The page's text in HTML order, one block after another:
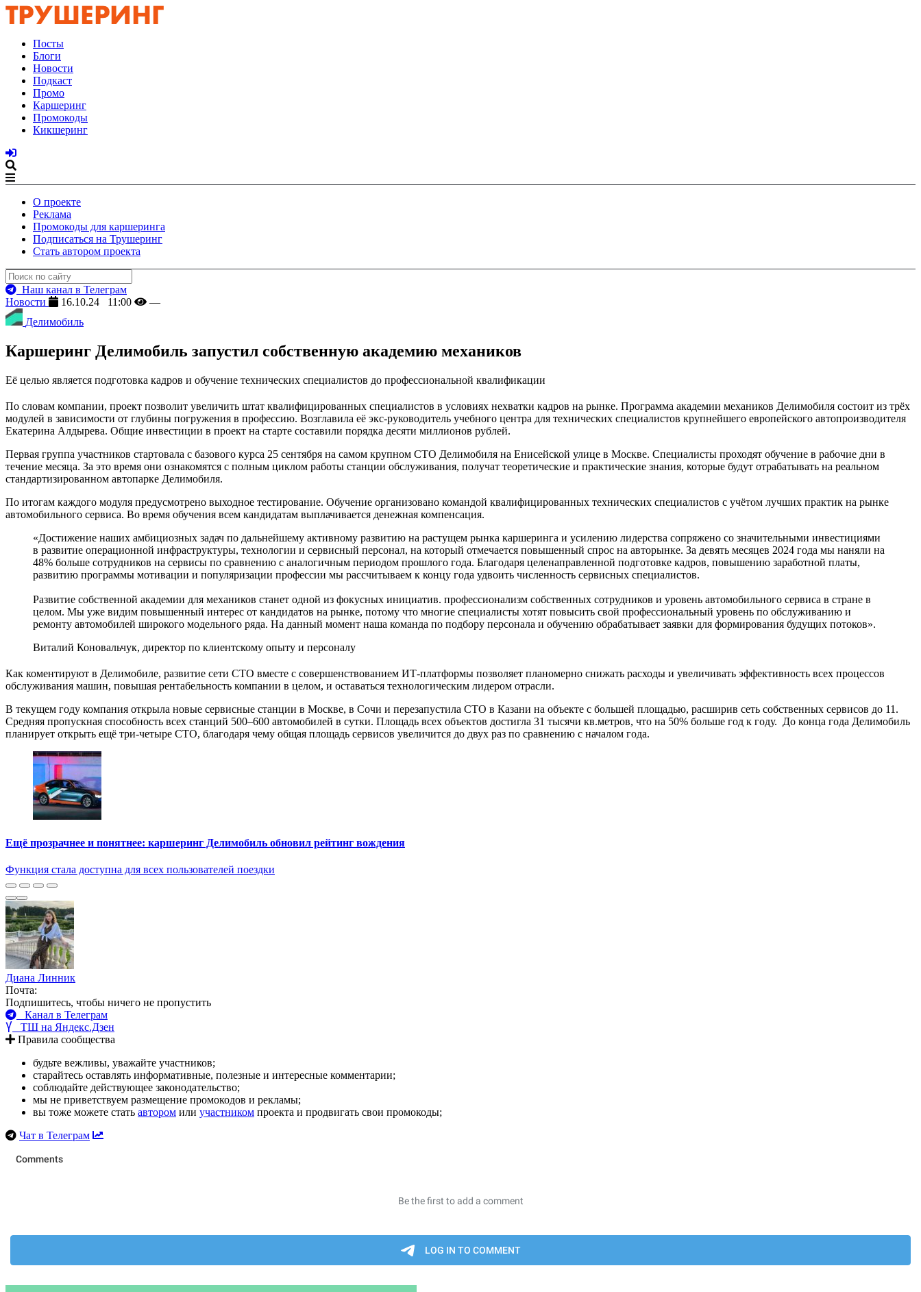
Посты
Блоги
Новости
Подкаст
Промо
Каршеринг
Промокоды
Кикшеринг
О проекте
Реклама
Промокоды для каршеринга
Подписаться на Трушеринг
Стать автором проекта
Наш канал в Телеграм
Новости
16.10.24 11:00
—
Делимобиль
Каршеринг Делимобиль запустил собственную академию механиков
Её целью является подготовка кадров и обучение технических специалистов до профессиональной квалификации
По словам компании, проект позволит увеличить штат квалифицированных специалистов в условиях нехватки кадров на рынке. Программа академии механиков Делимобиля состоит из трёх
модулей в зависимости от глубины погружения в профессию. Возглавила её экс-руководитель учебного центра для технических специалистов крупнейшего европейского автопроизводителя
Екатерина Алдырева. Общие инвестиции в проект на старте составили порядка десяти миллионов рублей.
Первая группа участников стартовала с базового курса 25 сентября на самом крупном СТО Делимобиля на Енисейской улице в Москве. Специалисты проходят обучение в рабочие дни в
течение месяца. За это время они ознакомятся с полным циклом работы станции обслуживания, получат теоретические и практические знания, которые будут отрабатывать на реальном
стандартизированном автопарке Делимобиля.
По итогам каждого модуля предусмотрено выходное тестирование. Обучение организовано командой квалифицированных технических специалистов с учётом лучших практик на рынке
автомобильного сервиса. Во время обучения всем кандидатам выплачивается денежная компенсация.
«Достижение наших амбициозных задач по дальнейшему активному развитию на растущем рынка каршеринга и усилению лидерства сопряжено со значительными инвестициями
в развитие операционной инфраструктуры, технологии и сервисный персонал, на который отмечается повышенный спрос на авторынке. За девять месяцев 2024 года мы наняли на
48% больше сотрудников на сервисы по сравнению с аналогичным периодом прошлого года. Благодаря целенаправленной подготовке кадров, повышению заработной платы,
развитию программы мотивации и популяризации профессии мы рассчитываем к концу года удвоить численность сервисных специалистов.
Развитие собственной академии для механиков станет одной из фокусных инициатив. профессионализм собственных сотрудников и уровень автомобильного сервиса в стране в
целом. Мы уже видим повышенный интерес от кандидатов на рынке, потому что многие специалисты хотят повысить свой профессиональный уровень по обслуживанию и
ремонту автомобилей широкого модельного ряда. На данный момент наша команда по подбору персонала и обучению обрабатывает заявки для формирования будущих потоков».
Виталий Коновальчук, директор по клиентскому опыту и персоналу
Как коментируют в Делимобиле, развитие сети СТО вместе с совершенствованием ИТ-платформы позволяет планомерно снижать расходы и увеличивать эффективность всех процессов
обслуживания машин, повышая рентабельность компании в целом, и оставаться технологическим лидером отрасли.
В текущем году компания открыла новые сервисные станции в Москве, в Сочи и перезапустила СТО в Казани на объекте с большей площадью, расширив сеть собственных сервисов до 11.
Средняя пропускная способность всех станций 500–600 автомобилей в сутки. Площадь всех объектов достигла 31 тысячи кв.метров, что на 50% больше год к году. До конца года Делимобиль
планирует открыть ещё три-четыре СТО, благодаря чему общая площадь сервисов увеличится до двух раз по сравнению с началом года.
Ещё прозрачнее и понятнее: каршеринг Делимобиль обновил рейтинг вождения
Функция стала доступна для всех пользователей поездки
Диана Линник
Почта:
Подпишитесь, чтобы ничего не пропустить
Канал в Телеграм
ТШ на Яндекс.Дзен
Правила сообщества
будьте вежливы, уважайте участников;
старайтесь оставлять информативные, полезные и интересные комментарии;
соблюдайте действующее законодательство;
мы не приветствуем размещение промокодов и рекламы;
вы тоже можете стать автором или участником проекта и продвигать свои промокоды;
Чат в Телеграм